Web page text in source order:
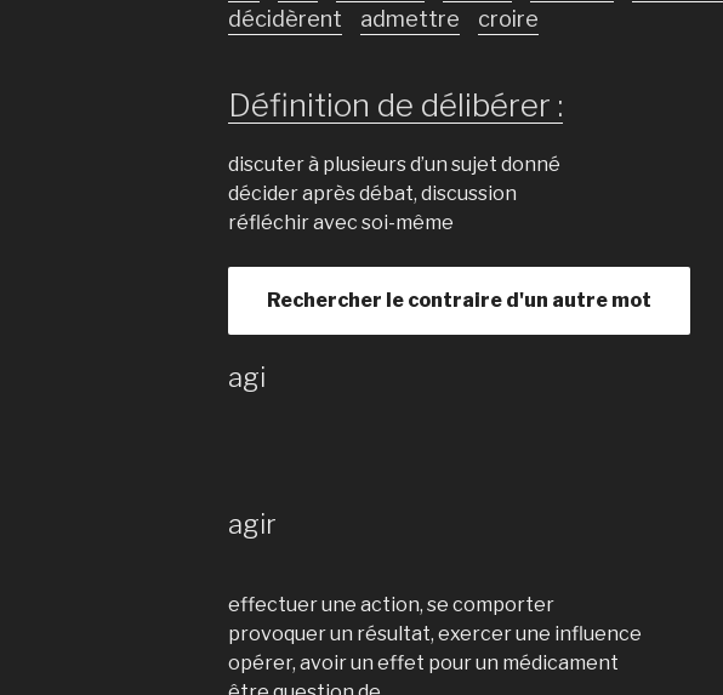
décidèrent
admettre croire
Définition de délibérer :
discuter à plusieurs d’un sujet donné
décider après débat, discussion
réfléchir avec soi-même
Rechercher le contraire d'un autre mot
agi
agir
effectuer une action, se comporter
provoquer un résultat, exercer une influence
opérer, avoir un effet pour un médicament